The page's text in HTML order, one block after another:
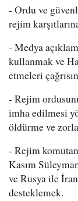
- Ordu ve
rejim
- Medya
kullanmak ve
etmeleri
- Rejim
imha edilmesi
öldürme ve
- Rejim
Kasım
ve Rusya ile
desteklemek.